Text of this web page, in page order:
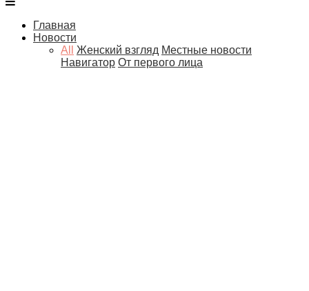
Главная
Новости
All
Женский взгляд Местные новости
Навигатор От первого лица